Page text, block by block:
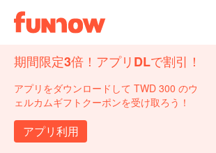
期間限定3倍！アプリDLで割引！
アプリをダウンロードして TWD 300 のウ
ェルカムギフトクーポンを受け取ろう！
アプリ利用